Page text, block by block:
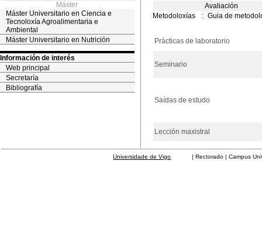
Máster
Máster Universitario en Ciencia e
Tecnoloxía Agroalimentaria e
Ambiental
Máster Universitario en Nutrición
Información de interés
Web principal
Secretaría
Bibliografía
Avaliación
Metodoloxías
:: Guia de
Prácticas de laboratorio
Seminario
Saídas de estudo
Lección maxistral
Universidade de Vigo | Rectorado | Campus